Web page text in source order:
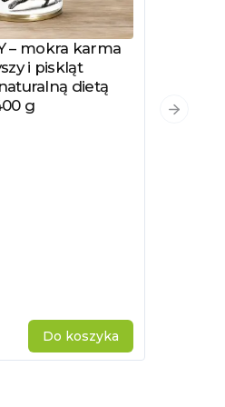
– mokra karma
i piskląt
dietą
g
Do koszyka